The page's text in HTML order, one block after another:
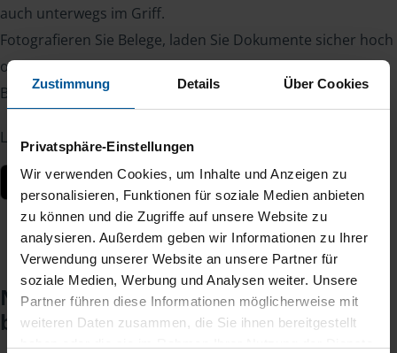
Zustimmung Details Über Cookies
Privatsphäre-Einstellungen
Wir verwenden Cookies, um Inhalte und Anzeigen zu
personalisieren, Funktionen für soziale Medien anbieten
zu können und die Zugriffe auf unsere Website zu
analysieren. Außerdem geben wir Informationen zu Ihrer
Verwendung unserer Website an unsere Partner für
soziale Medien, Werbung und Analysen weiter. Unsere
Partner führen diese Informationen möglicherweise mit
weiteren Daten zusammen, die Sie ihnen bereitgestellt
auch unterwegs im Griff.
Fotografieren Sie Belege, laden Sie Dokumente sicher hoch
oder lesen Sie Nachrichten von Ihrer Beraterin oder Ihrem
Berater – jederzeit und von überall.
Laden Sie die App kostenlos herunter:
Noch keinen Zugang? So einfach
beantragen Sie ihn.